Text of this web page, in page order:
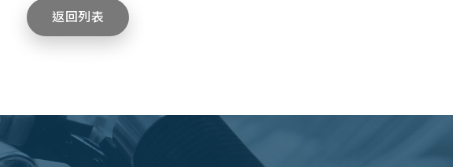
返回列表